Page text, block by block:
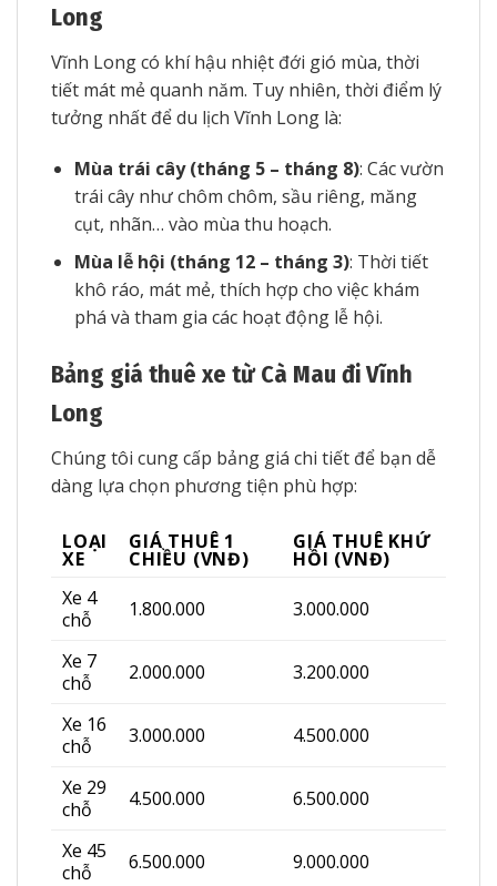
Long
Vĩnh Long có khí hậu nhiệt đới gió mùa, thời
tiết mát mẻ quanh năm. Tuy nhiên, thời điểm lý
tưởng nhất để du lịch Vĩnh Long là:
Mùa trái cây (tháng 5 – tháng 8): Các vườn
trái cây như chôm chôm, sầu riêng, măng
cụt, nhãn… vào mùa thu hoạch.
Mùa lễ hội (tháng 12 – tháng 3): Thời tiết
khô ráo, mát mẻ, thích hợp cho việc khám
phá và tham gia các hoạt động lễ hội.
Bảng giá thuê xe từ Cà Mau đi Vĩnh
Long
Chúng tôi cung cấp bảng giá chi tiết để bạn dễ
dàng lựa chọn phương tiện phù hợp:
LOẠI
XE
GIÁ THUÊ 1
CHIỀU (VNĐ)
GIÁ THUÊ KHỨ
HỒI (VNĐ)
Xe 4
chỗ
1.800.000 3.000.000
Xe 7
chỗ
2.000.000 3.200.000
Xe 16
chỗ
3.000.000 4.500.000
Xe 29
chỗ
4.500.000 6.500.000
Xe 45
chỗ
6.500.000 9.000.000